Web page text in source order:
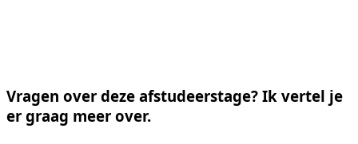
Vragen over deze afstudeerstage? Ik vertel je
er graag meer over.